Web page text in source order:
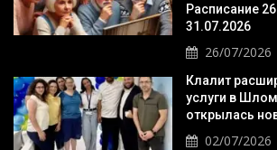
Расписание
31.07.2026
26/07/2026
Клалит
услуги в
открылась
02/07/2026